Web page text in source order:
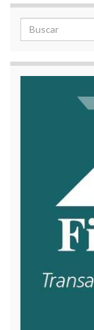
Search for: